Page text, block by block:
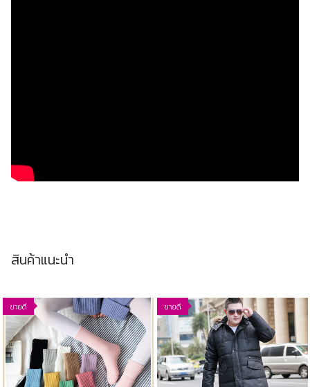
สินค้าแนะนำ
ขายดี ขายดี